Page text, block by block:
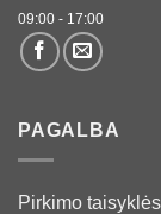
09:00 - 17:00
PAGALBA
Pirkimo taisyklės